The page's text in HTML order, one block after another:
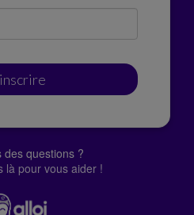
des questions ?
là pour vous aider !